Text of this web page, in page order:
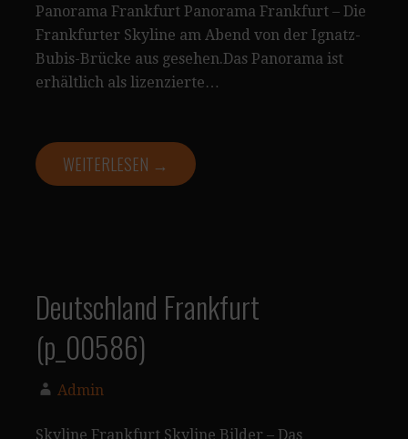
Panorama Frankfurt Panorama Frankfurt – Die
Frankfurter Skyline am Abend von der Ignatz-
Bubis-Brücke aus gesehen.Das Panorama ist
erhältlich als lizenzierte…
WEITERLESEN →
Deutschland Frankfurt
(p_00586)
Admin
Skyline Frankfurt Skyline Bilder – Das